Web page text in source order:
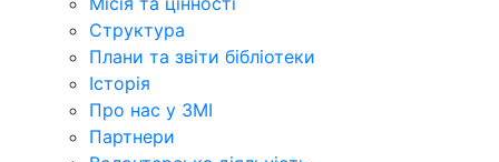
Структура
Плани та звіти бібліотеки
Історія
Про нас у ЗМІ
Партнери